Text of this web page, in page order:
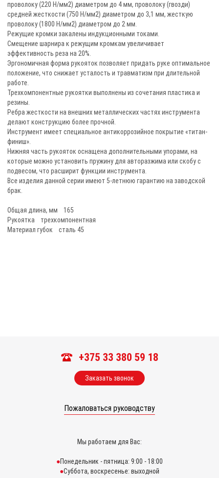
проволоку (220 Н/мм2) диаметром до 4 мм, проволоку (гвозди)
средней жесткости (750 Н/мм2) диаметром до 3,1 мм, жесткую
проволоку (1800 Н/мм2) диаметром до 2 мм.
Режущие кромки закалены индукционными токами.
Смещение шарнира к режущим кромкам увеличивает
эффективность реза на 20%.
Эргономичная форма рукояток позволяет придать руке оптимальное
положение, что снижает усталость и травматизм при длительной
работе.
Трехкомпонентные рукоятки выполнены из сочетания пластика и
резины.
Ребра жесткости на внешних металлических частях инструмента
делают конструкцию более прочной.
Инструмент имеет специальное антикоррозийное покрытие «титан-
финиш».
Нижняя часть рукояток оснащена дополнительными упорами, на
которые можно установить пружину для авторазжима или скобу с
подвесом, что расширит функции инструмента.
Все изделия данной серии имеют 5-летнюю гарантию на заводской
брак.
Общая длина, мм 165
Рукоятка трехкомпонентная
Материал губок сталь 45
+375 33 380 59 18
Заказать звонок
Пожаловаться руководству
Мы работаем для Вас:
Понедельник - пятница: 9:00 - 18:00
Суббота, воскресенье: выходной